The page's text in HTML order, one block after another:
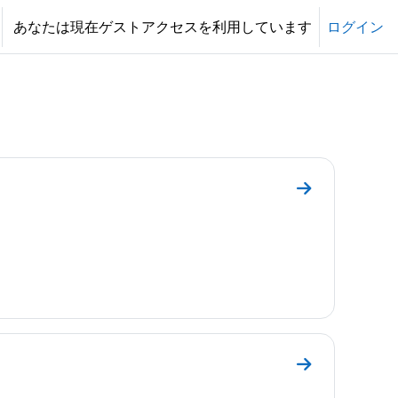
あなたは現在ゲストアクセスを利用しています ログイン
セクション
セクション